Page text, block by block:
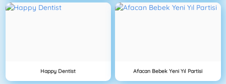
Happy Dentist Afacan Bebek Yeni Yıl Partisi